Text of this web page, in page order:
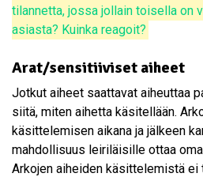
tilannetta, jossa jollain toisella on
asiasta? Kuinka reagoit?
Arat/sensitiiviset aiheet
Jotkut aiheet saattavat aiheuttaa
siitä, miten aihetta käsitellään.
käsittelemisen aikana ja jälkeen
mahdollisuus leiriläisille ottaa
Arkojen aiheiden käsittelemistä ei